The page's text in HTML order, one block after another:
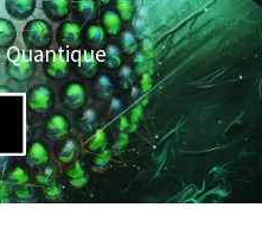
Quantique